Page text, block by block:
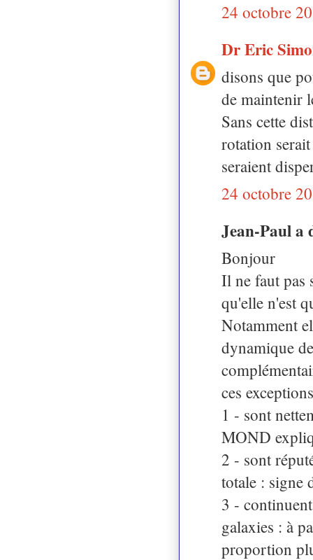
24 octobre
Dr Eric
disons que
de maintenir
Sans cette
rotation
seraient
24 octobre
Jean-Paul
Bonjour
Il ne faut pas
qu'elle n'est
Notamment
dynamique
ces
1 - sont
MOND
2 - sont
totale : signe
3 -
galaxies : à
proportion